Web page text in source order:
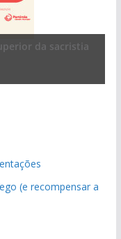
da sacristia
(e recompensar a